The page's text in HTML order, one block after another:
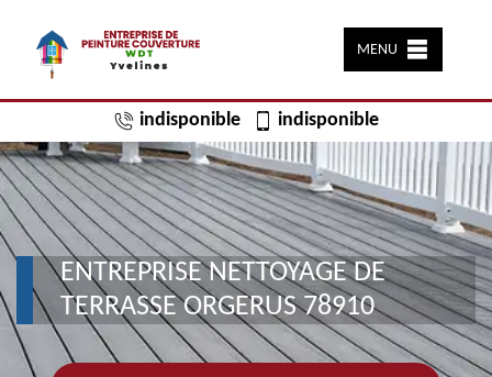
MENU
indisponible indisponible
ENTREPRISE NETTOYAGE DE
TERRASSE ORGERUS 78910